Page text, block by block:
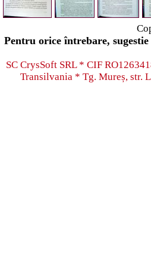
Pentru orice întrebare,
SC CrysSoft SRL * CIF
Transilvania * Tg. Mureș, str.